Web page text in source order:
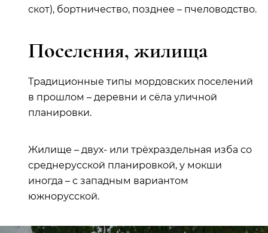
скот), бортничество, позднее – пчеловодство.
Поселения, жилища
Традиционные типы мордовских поселений
в прошлом – деревни и сёла уличной
планировки.
Жилище – двух- или трёхраздельная изба со
среднерусской планировкой, у мокши
иногда – с западным вариантом
южнорусской.